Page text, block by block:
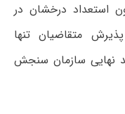
استعداد درخشان در
متقاضیان تنها
نهایی سازمان سنجش